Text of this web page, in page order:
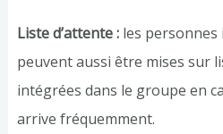
Liste d’attente :les personnes
peuvent aussi être mises sur
intégrées dans le groupe en
arrive fréquemment.